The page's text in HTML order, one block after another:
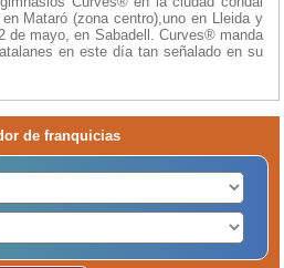
Mataró (zona centro),uno en Lleida y
de mayo, en Sabadell. Curves® manda
en este día tan señalado en su
de franquicias